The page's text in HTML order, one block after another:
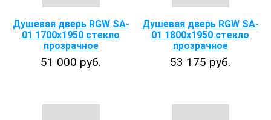
Душевая дверь RGW SA-
01 1700x1950 стекло
прозрачное
51 000 руб.
Душевая дверь RGW SA-
01 1800x1950 стекло
прозрачное
53 175 руб.